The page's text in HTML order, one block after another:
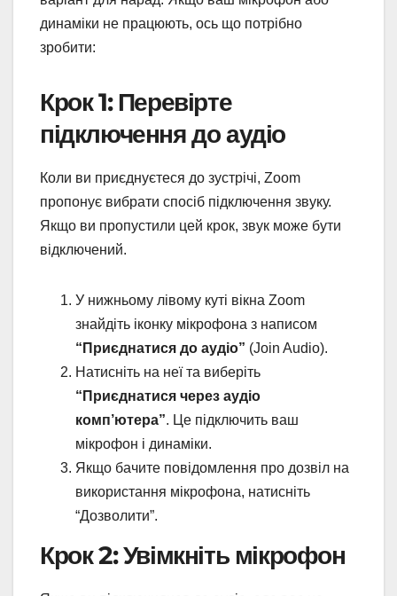
динаміки не працюють, ось що потрібно
зробити:
Крок 1: Перевірте
підключення до аудіо
Коли ви приєднуєтеся до зустрічі, Zoom
пропонує вибрати спосіб підключення звуку.
Якщо ви пропустили цей крок, звук може бути
відключений.
У нижньому лівому куті вікна Zoom
знайдіть іконку мікрофона з написом
“Приєднатися до аудіо” (Join Audio).
Натисніть на неї та виберіть
“Приєднатися через аудіо
комп’ютера”. Це підключить ваш
мікрофон і динаміки.
Якщо бачите повідомлення про дозвіл на
використання мікрофона, натисніть
“Дозволити”.
Крок 2: Увімкніть мікрофон